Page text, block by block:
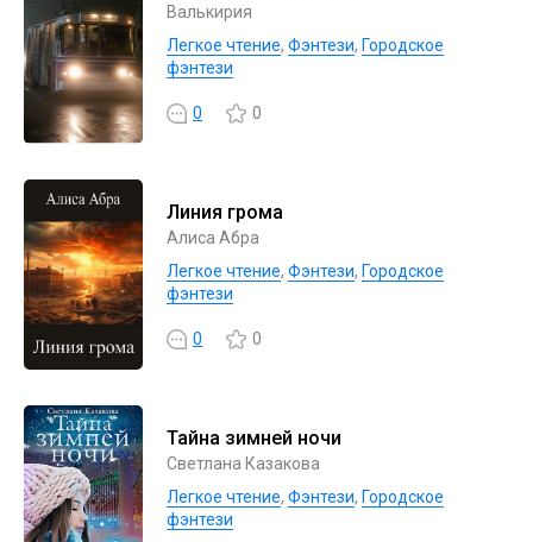
Валькирия
Легкое чтение, Фэнтези, Городское
фэнтези
0 0
Линия грома
Алиса Абра
Легкое чтение, Фэнтези, Городское
фэнтези
0 0
Тайна зимней ночи
Светлана Казакова
Легкое чтение, Фэнтези, Городское
фэнтези